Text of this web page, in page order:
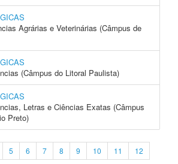
Agrárias e Veterinárias (Câmpus de
(Câmpus do Litoral Paulista)
Letras e Ciências Exatas (Câmpus
Preto)
5 6 7 8 9 10 11
12